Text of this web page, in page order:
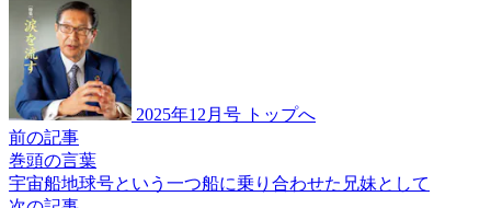
2025年12月号 トップへ
前の記事
巻頭の言葉
宇宙船地球号という 一つ船に乗り合わせた兄妹として